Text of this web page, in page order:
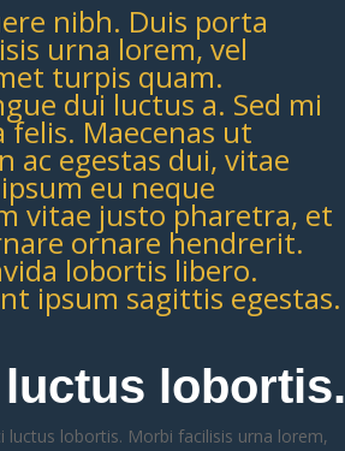
nibh. Duis porta
urna lorem, vel
turpis quam.
dui luctus a. Sed mi
Maecenas ut
ac egestas dui, vitae
eu neque
vitae justo pharetra, et
ornare hendrerit.
lobortis libero.
ipsum sagittis egestas.
lobortis.
lobortis. Morbi facilisis urna lorem,